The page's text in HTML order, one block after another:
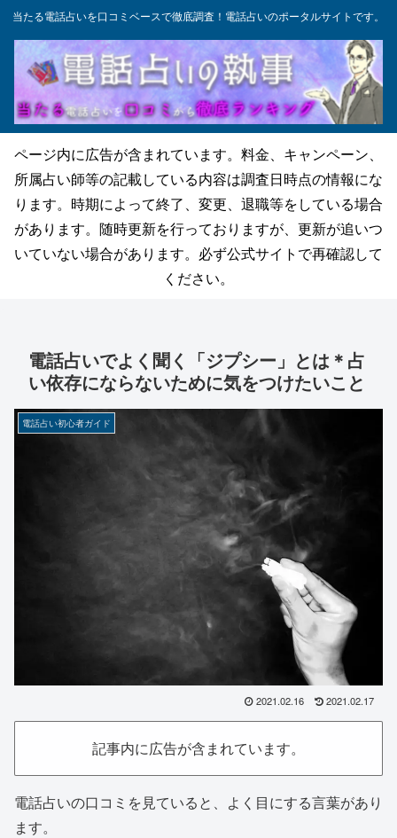
当たる電話占いを口コミベースで徹底調査！電話占いのポータルサイトです。
ページ内に広告が含まれています。料金、キャンペーン、
所属占い師等の記載している内容は調査日時点の情報にな
ります。時期によって終了、変更、退職等をしている場合
があります。随時更新を行っておりますが、更新が追いつ
いていない場合があります。必ず公式サイトで再確認して
ください。
電話占いでよく聞く「ジプシー」とは＊占
い依存にならないために気をつけたいこと
電話占い初心者ガイド
2021.02.16 2021.02.17
記事内に広告が含まれています。
電話占いの口コミを見ていると、よく目にする言葉があり
ます。